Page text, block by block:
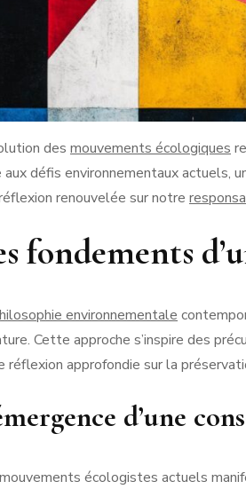
des mouvements écologiques
aux défis environnementaux actuels,
renouvelée sur notre
fondements
environnementale
Cette approche s’inspire des
réflexion approfondie sur la
d’une
écologistes actuels